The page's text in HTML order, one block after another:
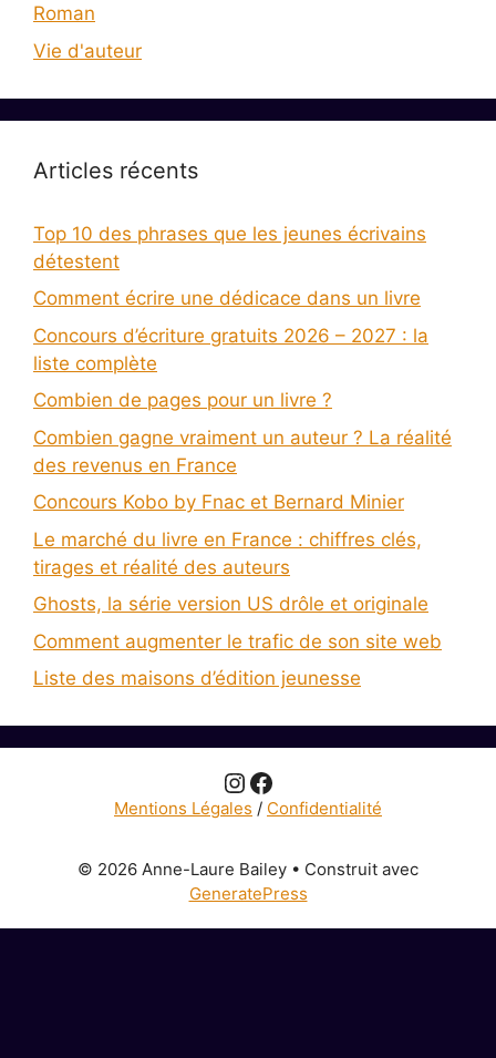
Roman
Vie d'auteur
Articles récents
Top 10 des phrases que les jeunes écrivains
détestent
Comment écrire une dédicace dans un livre
Concours d’écriture gratuits 2026 – 2027 : la
liste complète
Combien de pages pour un livre ?
Combien gagne vraiment un auteur ? La réalité
des revenus en France
Concours Kobo by Fnac et Bernard Minier
Le marché du livre en France : chiffres clés,
tirages et réalité des auteurs
Ghosts, la série version US drôle et originale
Comment augmenter le trafic de son site web
Liste des maisons d’édition jeunesse
Instagram
Facebook
Mentions Légales / Confidentialité
© 2026 Anne-Laure Bailey • Construit avec
GeneratePress